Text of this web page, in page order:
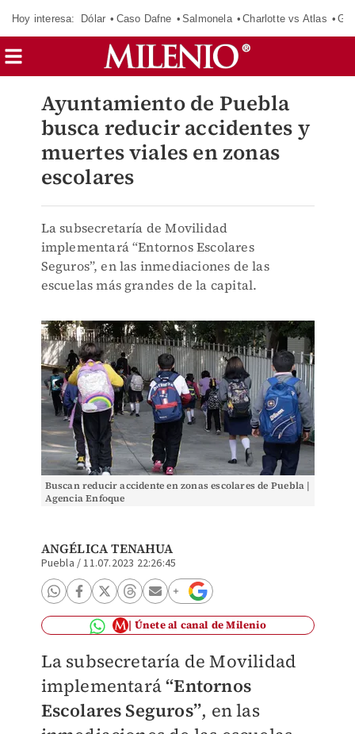
Hoy interesa: Dólar Caso Dafne Salmonela Charlotte vs Atlas
Ayuntamiento de Puebla
busca reducir accidentes y
muertes viales en zonas
escolares
La subsecretaría de Movilidad
implementará “Entornos Escolares
Seguros”, en las inmediaciones de las
escuelas más grandes de la capital.
Buscan reducir accidente en zonas escolares de Puebla |
Agencia Enfoque
ANGÉLICA TENAHUA
Puebla /11.07.2023 22:26:45
Únete al canal de Milenio
La subsecretaría de Movilidad
implementará“Entornos
Escolares Seguros”, en las